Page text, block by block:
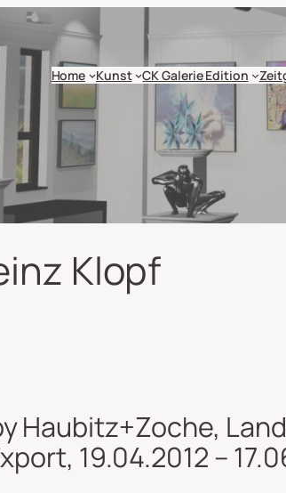
Home Kunst CK Galerie Edition
Klopf
Haubitz+Zoche,
19.04.2012 –